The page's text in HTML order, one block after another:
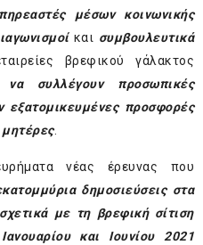
μέσων κοινωνικής
και συμβουλευτικά
βρεφικού γάλακτος
συλλέγουν προσωπικές
εξατομικευμένες προσφορές
μητέρες.
νέας έρευνας που
δημοσιεύσεις στα
με τη βρεφική σίτιση
Ιανουαρίου και Ιουνίου 2021